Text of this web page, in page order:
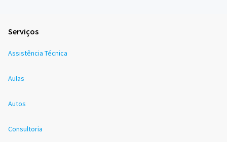
Serviços
Assistência Técnica
Aulas
Autos
Consultoria